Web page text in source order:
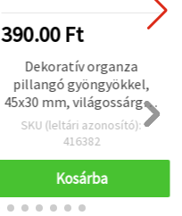
390.00 Ft
Dekoratív organza
pillangó gyöngyökkel,
45x30 mm, világossárga -
4 db
SKU (leltári azonosító):
416382
Kosárba